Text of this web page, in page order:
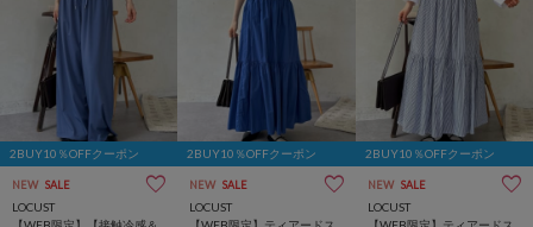
2BUY10％OFFクーポン
NEW SALE
LOCUST
2BUY10％OFFクーポン
NEW SALE
LOCUST
2BUY10％OFFクーポン
NEW SALE
LOCUST